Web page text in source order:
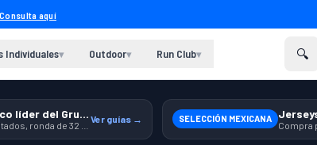
Consulta aquí
Individuales▾ Outdoor▾ Run Club▾ 🔍
México líder del Grupo A Ver guías → SELECCIÓN MEXICANA